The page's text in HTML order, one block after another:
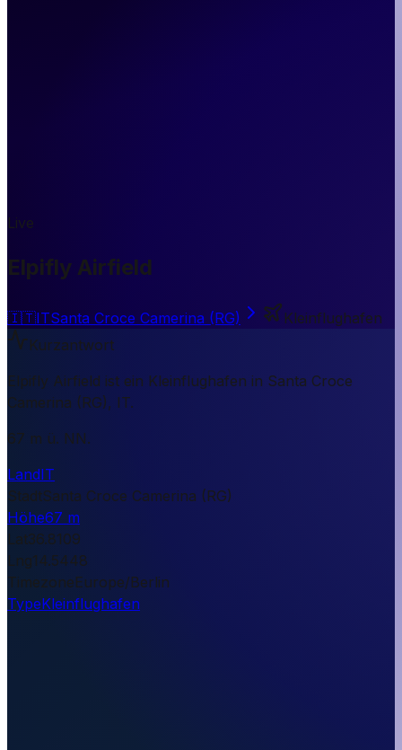
Live
Elpifly Airfield
🇮🇹ITSanta Croce Camerina (RG)
Kleinflughafen
Kurzantwort
Elpifly Airfield ist ein Kleinflughafen in Santa Croce
Camerina (RG), IT.
67 m ü. NN.
LandIT
StadtSanta Croce Camerina (RG)
Höhe67 m
Lat36.8109
Lng14.5448
TimezoneEurope/Berlin
TypeKleinflughafen